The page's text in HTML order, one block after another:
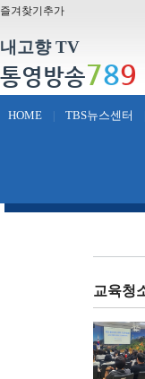
즐겨찾기추가
내고향 TV
통영방송789
HOME TBS뉴스센터
교육청